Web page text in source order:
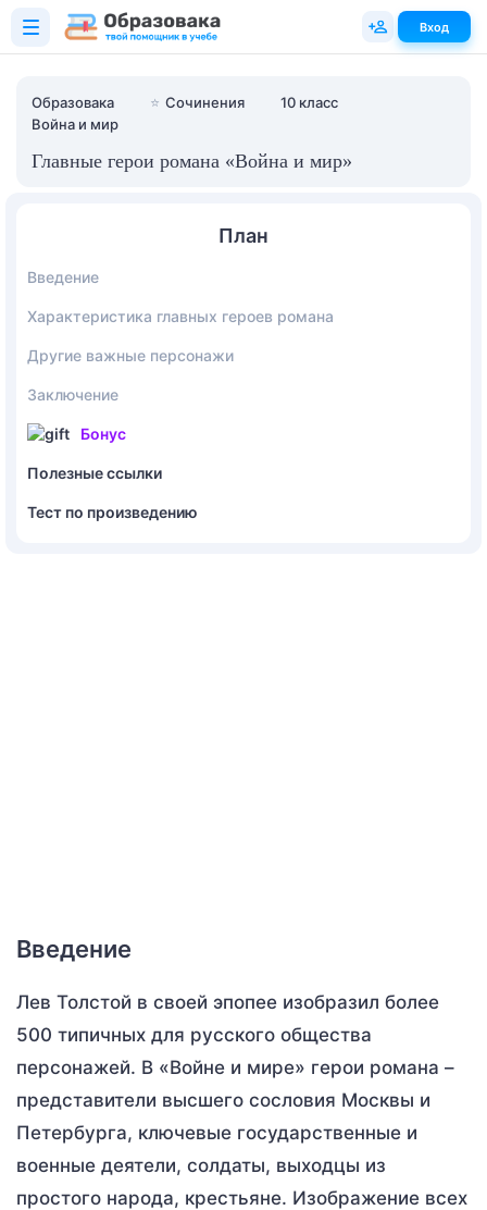
Образовака ⭐ Сочинения
10 класс
Война и мир
Главные герои романа «Война и мир»
План
Введение
Характеристика главных героев романа
Другие важные персонажи
Заключение
Бонус
Полезные ссылки
Тест по произведению
Введение
Лев Толстой в своей эпопее изобразил более
500 типичных для русского общества
персонажей. В «Войне и мире» герои романа –
представители высшего сословия Москвы и
Петербурга, ключевые государственные и
военные деятели, солдаты, выходцы из
простого народа, крестьяне. Изображение всех
Вход